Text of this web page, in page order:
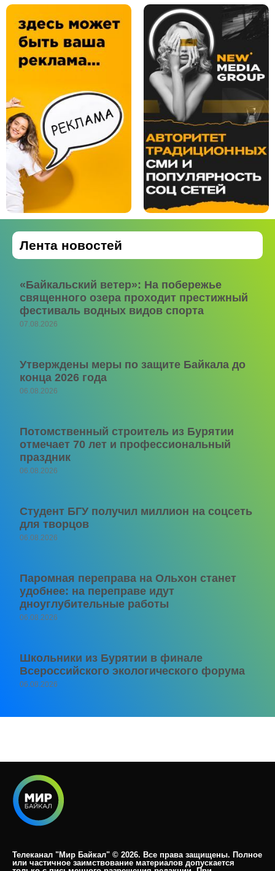
Лента новостей
«Байкальский ветер»: На побережье
священного озера проходит престижный
фестиваль водных видов спорта
07.08.2026
Утверждены меры по защите Байкала до
конца 2026 года
06.08.2026
Потомственный строитель из Бурятии
отмечает 70 лет и профессиональный
праздник
06.08.2026
Студент БГУ получил миллион на соцсеть
для творцов
06.08.2026
Паромная переправа на Ольхон станет
удобнее: на переправе идут
дноуглубительные работы
06.08.2026
Школьники из Бурятии в финале
Всероссийского экологического форума
06.08.2026
Телеканал "Мир Байкал" © 2026. Все права защищены. Полное
или частичное заимствование материалов допускается